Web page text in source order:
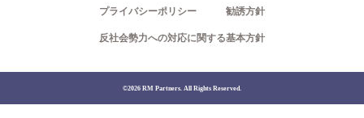
プライバシーポリシー 勧誘方針
反社会勢力への対応に関する基本方針
©2026 RM Partners. All Rights Reserved.